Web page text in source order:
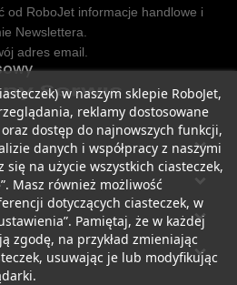
w naszym sklepie RoboJet,
reklamy dostosowane
dostęp do najnowszych funkcji,
danych i współpracy z naszymi
się na użycie wszystkich ciasteczek,
Masz również możliwość
dotyczących ciasteczek, w
Pamiętaj, że w każdej
zgodę, na przykład zmieniając
usuwając je lub modyfikując
od RoboJet informacje handlowe i
Newslettera.
adres email.